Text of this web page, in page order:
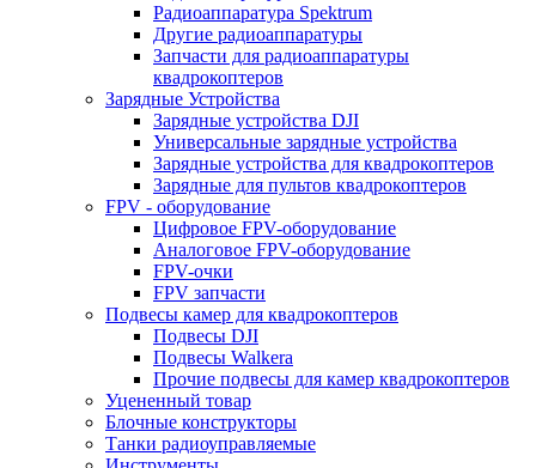
Радиоаппаратура Spektrum
Другие радиоаппаратуры
Запчасти для радиоаппаратуры
квадрокоптеров
Зарядные Устройства
Зарядные устройства DJI
Универсальные зарядные устройства
Зарядные устройства для квадрокоптеров
Зарядные для пультов квадрокоптеров
FPV - оборудование
Цифровое FPV-оборудование
Аналоговое FPV-оборудование
FPV-очки
FPV запчасти
Подвесы камер для квадрокоптеров
Подвесы DJI
Подвесы Walkera
Прочие подвесы для камер квадрокоптеров
Уцененный товар
Блочные конструкторы
Танки радиоуправляемые